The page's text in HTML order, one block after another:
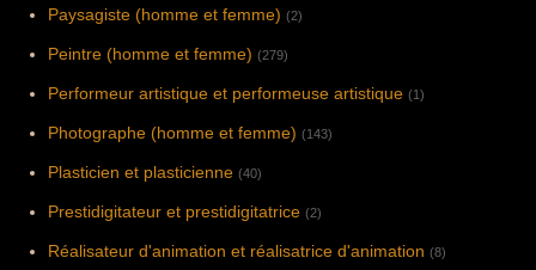
Paysagiste (homme et femme) (2)
Peintre (homme et femme) (279)
Performeur artistique et performeuse artistique (1)
Photographe (homme et femme) (143)
Plasticien et plasticienne (40)
Prestidigitateur et prestidigitatrice (2)
Réalisateur d'animation et réalisatrice d'animation (8)